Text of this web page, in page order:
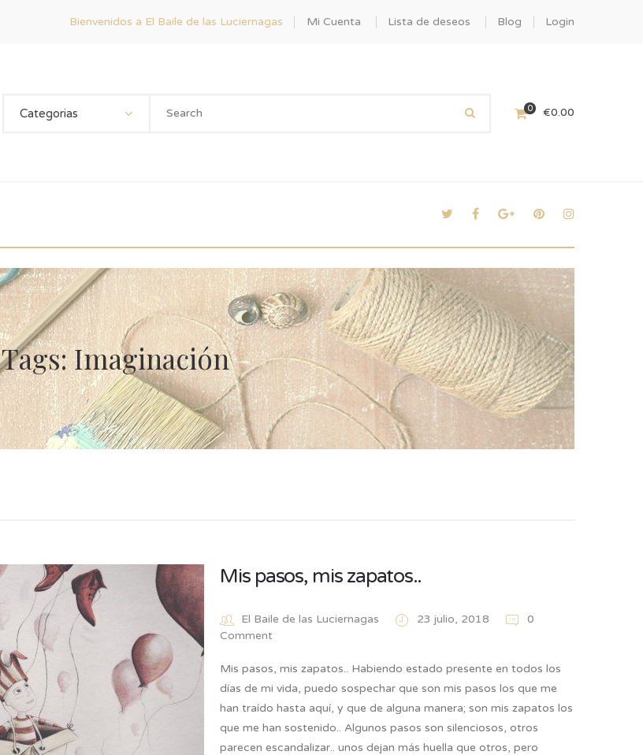
Bienvenidos a El Baile de las Luciernagas Mi Cuenta Lista de deseos Blog Login
Categorias 0 €0.00
Tags: Imaginación
Mis pasos, mis zapatos..
El Baile de las Luciernagas 23 julio, 2018
0
Comment
Mis pasos, mis zapatos.. Habiendo estado presente en todos los
días de mi vida, puedo sospechar que son mis pasos los que me
han traído hasta aquí, y que de alguna manera; son mis zapatos los
que me han sostenido.. Algunos pasos son silenciosos, otros
parecen escandalizar.. unos dejan más huella que otros, pero